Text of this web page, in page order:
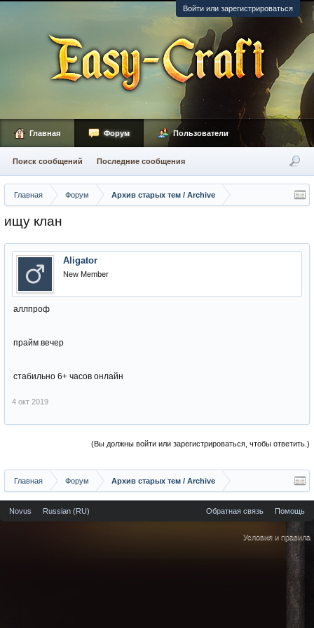
Войти или зарегистрироваться
Главная Форум Архив старых тем / Archive
ищу клан
Aligator
New Member
аллпроф
прайм вечер
стабильно 6+ часов онлайн
4 окт 2019
(Вы должны войти или зарегистрироваться, чтобы ответить.)
Главная Форум Архив старых тем / Archive
Главная Форум
Поиск сообщений Последние сообщения
Пользователи
Novus Russian (RU) Обратная связь Помощь
Условия и правила